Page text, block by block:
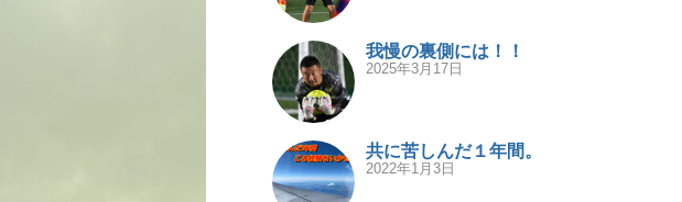
我慢の裏側には！！
2025年3月17日
共に苦しんだ１年間。
2022年1月3日